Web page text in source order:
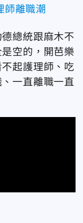
師離職潮
總統跟麻木不
空的，開芭樂
起護理師、吃
一直離職一直